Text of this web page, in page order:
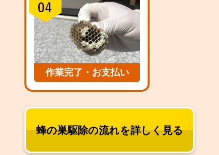
作業完了・お支払い
蜂の巣駆除の流れを詳しく見る